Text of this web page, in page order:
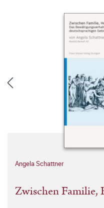
Angela Schattner
Zwischen Familie,